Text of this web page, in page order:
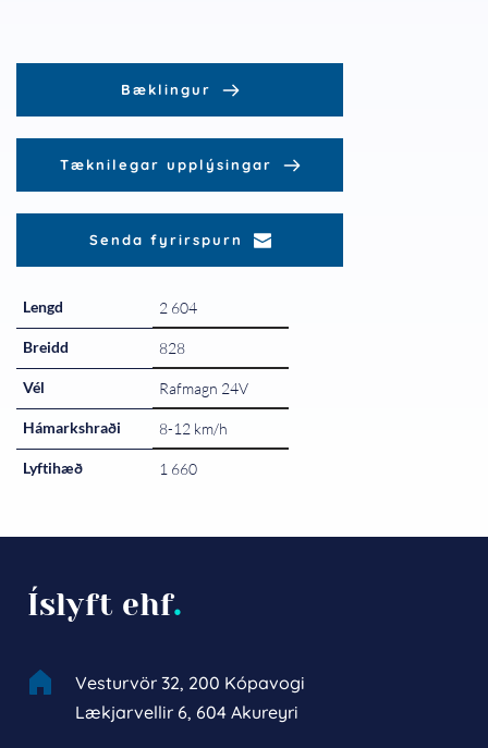
Bæklingur
Tæknilegar upplýsingar
Senda fyrirspurn
Lengd 2 604
Breidd 828
Vél Rafmagn 24V
Hámarkshraði 8-12 km/h
Lyftihæð 1 660
Íslyft ehf.
Vesturvör 32, 200 Kópavogi
Lækjarvellir 6, 604 Akureyri